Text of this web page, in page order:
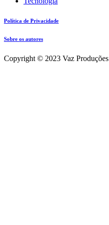
Política de Privacidade
Sobre os autores
Copyright © 2023 Vaz Produções